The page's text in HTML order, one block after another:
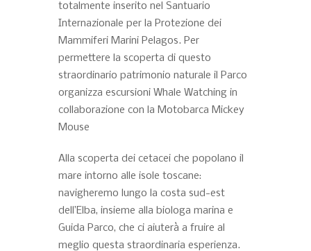
totalmente inserito nel Santuario
Internazionale per la Protezione dei
Mammiferi Marini Pelagos. Per
permettere la scoperta di questo
straordinario patrimonio naturale il Parco
organizza escursioni Whale Watching in
collaborazione con la Motobarca Mickey
Mouse
Alla scoperta dei cetacei che popolano il
mare intorno alle isole toscane:
navigheremo lungo la costa sud-est
dell’Elba, insieme alla biologa marina e
Guida Parco, che ci aiuterà a fruire al
meglio questa straordinaria esperienza.